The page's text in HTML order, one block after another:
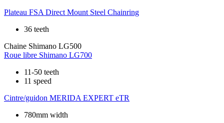
Plateau FSA Direct Mount Steel Chainring
36 teeth
Chaine Shimano LG500
Roue libre Shimano LG700
11-50 teeth
11 speed
Cintre/guidon MERIDA EXPERT eTR
780mm width